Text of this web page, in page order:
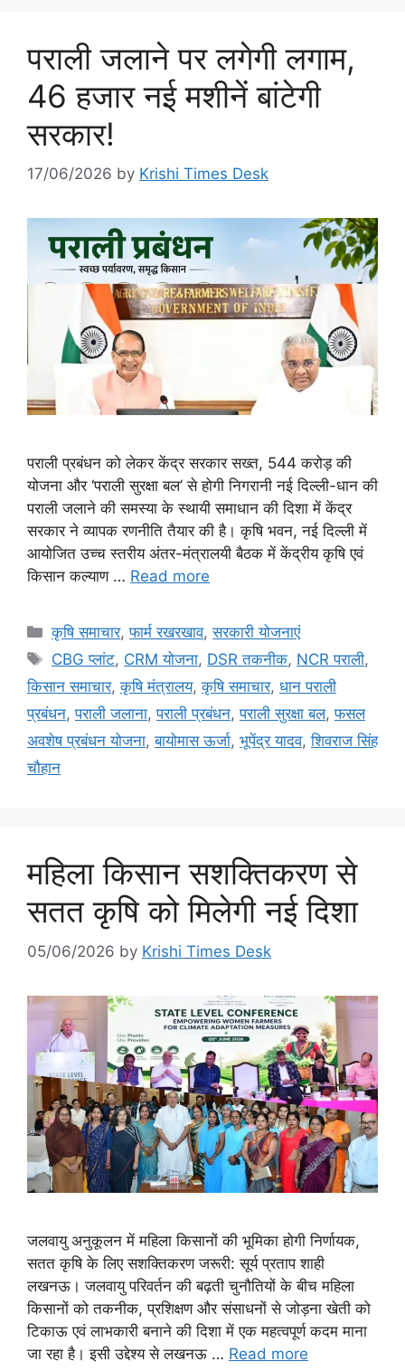
पराली जलाने पर लगेगी लगाम,
46 हजार नई मशीनें बांटेगी
सरकार!
17/06/2026 by Krishi Times Desk
पराली प्रबंधन को लेकर केंद्र सरकार सख्त, 544 करोड़ की
योजना और ‘पराली सुरक्षा बल’ से होगी निगरानी नई दिल्ली-धान की
पराली जलाने की समस्या के स्थायी समाधान की दिशा में केंद्र
सरकार ने व्यापक रणनीति तैयार की है। कृषि भवन, नई दिल्ली में
आयोजित उच्च स्तरीय अंतर-मंत्रालयी बैठक में केंद्रीय कृषि एवं
किसान कल्याण … Read more
कृषि समाचार,फार्म रखरखाव,सरकारी योजनाएं
CBG प्लांट, CRM योजना, DSR तकनीक, NCR पराली,
किसान समाचार,कृषि मंत्रालय,कृषि समाचार, धान पराली
प्रबंधन,पराली जलाना,पराली प्रबंधन,पराली सुरक्षा बल,फसल
अवशेष प्रबंधन योजना,बायोमास ऊर्जा, भूपेंद्र यादव,शिवराज सिंह
चौहान
महिला किसान सशक्तिकरण से
सतत कृषि को मिलेगी नई दिशा
05/06/2026 by Krishi Times Desk
जलवायु अनुकूलन में महिला किसानों की भूमिका होगी निर्णायक,
सतत कृषि के लिए सशक्तिकरण जरूरी: सूर्य प्रताप शाही
लखनऊ। जलवायु परिवर्तन की बढ़ती चुनौतियों के बीच महिला
किसानों को तकनीक, प्रशिक्षण और संसाधनों से जोड़ना खेती को
टिकाऊ एवं लाभकारी बनाने की दिशा में एक महत्वपूर्ण कदम माना
जा रहा है। इसी उद्देश्य से लखनऊ … Read more